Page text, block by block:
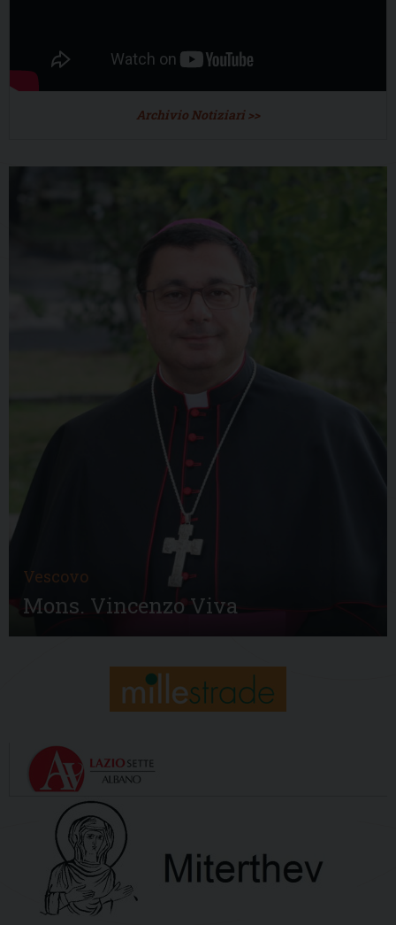
Archivio Notiziari >>
Vescovo
Mons. Vincenzo Viva